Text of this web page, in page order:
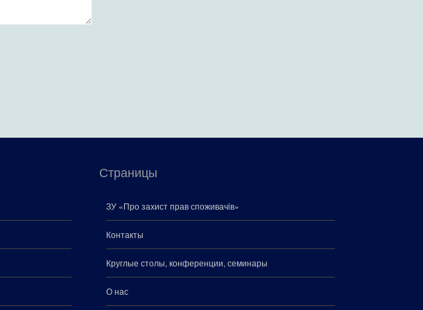
Страницы
ЗУ «Про захист прав споживачiв»
Контакты
Круглые столы, конференции, семинары
О нас